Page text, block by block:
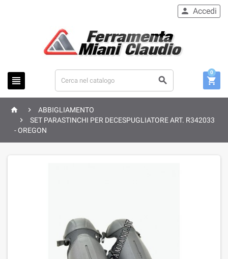
 
 Accedi

0
 
ABBIGLIAMENTO

SET PARASTINCHI PER DECESPUGLIATORE ART. R342033
- OREGON